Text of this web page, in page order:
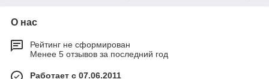
О нас
Рейтинг не сформирован
Менее 5 отзывов за последний год
Работает с 07.06.2011